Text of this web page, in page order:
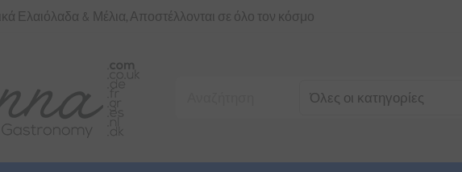
Ελαιόλαδα & Μέλια, Αποστέλλονται σε όλο τον κόσμο